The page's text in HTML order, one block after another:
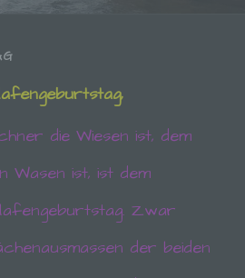
die Wiesen ist, dem
Wasen ist, ist dem
Zwar
der beiden